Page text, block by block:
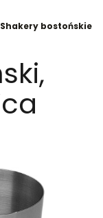
Shakery bostońskie